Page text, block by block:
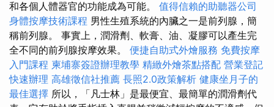
和各個人體器官的功能成為可能。 值得信賴的助聽器公司
身體按摩技術課程 男性生殖系統的內臟之一是前列腺，簡
稱前列腺。 事實上，潤滑劑、軟膏、油、凝膠可以產生完
全不同的前列腺按摩效果。 便捷自助式外燴服務 免費按摩
入門課程 柬埔寨簽證辦理教學 精緻外燴茶點搭配 營業登記
快速辦理 高雄徵信社推薦 長照2.0政策解析 健康坐月子的
最佳選擇 所以，「凡士林」是最便宜、最簡單的潤滑劑代